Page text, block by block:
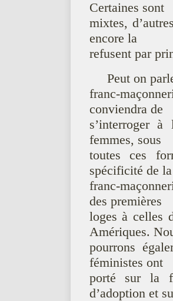
Certaines sont
mixtes,
encore la
refusent par
Peut on
franc-
conviendra de
s’interroger
femmes, sous
toutes ces
spécificité de la
franc-
des premières
loges à celles
Amériques.
pourrons
féministes ont
porté sur la
d’adoption et